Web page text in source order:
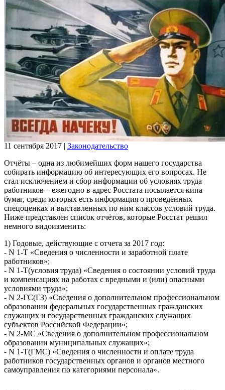
11 сентября 2017 | Законодательство
Отчёты – одна из любимейших форм нашего государства
собирать информацию об интересующих его вопросах. Не
стал исключением и сбор информации об условиях труда
работников – ежегодно в адрес Росстата посылается кипа
бумаг, среди которых есть информация о проведённых
спецоценках и выставленных по ним классов условий труда.
Ниже представлен список отчётов, которые Росстат решил
немного видоизменить:
1) Годовые, действующие с отчета за 2017 год:
- N 1-Т «Сведения о численности и заработной плате
работников»;
- N 1-Т(условия труда) «Сведения о состоянии условий труда
и компенсациях на работах с вредными и (или) опасными
условиями труда»;
- N 2-ГС(ГЗ) «Сведения о дополнительном профессиональном
образовании федеральных государственных гражданских
служащих и государственных гражданских служащих
субъектов Российской Федерации»;
- N 2-МС «Сведения о дополнительном профессиональном
образовании муниципальных служащих»;
- N 1-Т(ГМС) «Сведения о численности и оплате труда
работников государственных органов и органов местного
самоуправления по категориями персонала».